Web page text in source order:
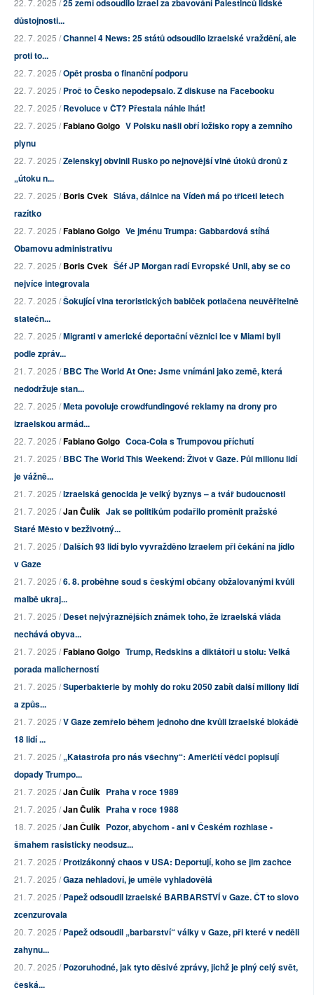
22. 7. 2025 /25 zemí odsoudilo Izrael za zbavování Palestinců lidské
důstojnosti...
22. 7. 2025 /Channel 4 News: 25 států odsoudilo izraelské vraždění, ale
proti to...
22. 7. 2025 /Opět prosba o finanční podporu
22. 7. 2025 /Proč to Česko nepodepsalo. Z diskuse na Facebooku
22. 7. 2025 /Revoluce v ČT? Přestala náhle lhát!
22. 7. 2025 /Fabiano Golgo V Polsku našli obří ložisko ropy a zemního
plynu
22. 7. 2025 /Zelenskyj obvinil Rusko po nejnovější vlně útoků dronů z
„útoku n...
22. 7. 2025 /Boris Cvek Sláva, dálnice na Vídeň má po třiceti letech
razítko
22. 7. 2025 /Fabiano Golgo Ve jménu Trumpa: Gabbardová stíhá
Obamovu administrativu
22. 7. 2025 /Boris Cvek Šéf JP Morgan radí Evropské Unii, aby se co
nejvíce integrovala
22. 7. 2025 /Šokující vlna teroristických babiček potlačena neuvěřitelně
statečn...
22. 7. 2025 /Migranti v americké deportační věznici Ice v Miami byli
podle zpráv...
21. 7. 2025 /BBC The World At One: Jsme vnímáni jako země, která
nedodržuje stan...
22. 7. 2025 /Meta povoluje crowdfundingové reklamy na drony pro
izraelskou armád...
22. 7. 2025 /Fabiano Golgo Coca-Cola s Trumpovou příchutí
21. 7. 2025 /BBC The World This Weekend: Život v Gaze. Půl milionu lidí
je vážně...
21. 7. 2025 /Izraelská genocida je velký byznys – a tvář budoucnosti
21. 7. 2025 /Jan Čulík Jak se politikům podařilo proměnit pražské
Staré Město v bezživotný...
21. 7. 2025 /Dalších 93 lidí bylo vyvražděno Izraelem při čekání na jídlo
v Gaze
21. 7. 2025 /6. 8. proběhne soud s českými občany obžalovanými kvůli
malbě ukraj...
21. 7. 2025 /Deset nejvýraznějších známek toho, že izraelská vláda
nechává obyva...
21. 7. 2025 /Fabiano Golgo Trump, Redskins a diktátoři u stolu: Velká
porada malicherností
21. 7. 2025 /Superbakterie by mohly do roku 2050 zabít další miliony lidí
a způs...
21. 7. 2025 /V Gaze zemřelo během jednoho dne kvůli izraelské blokádě
18 lidí ...
21. 7. 2025 /„Katastrofa pro nás všechny“: Američtí vědci popisují
dopady Trumpo...
21. 7. 2025 /Jan Čulík Praha v roce 1989
21. 7. 2025 /Jan Čulík Praha v roce 1988
18. 7. 2025 /Jan Čulík Pozor, abychom - ani v Českém rozhlase -
šmahem rasisticky neodsuz...
21. 7. 2025 /Protizákonný chaos v USA: Deportují, koho se jim zachce
21. 7. 2025 /Gaza nehladoví, je uměle vyhladovělá
21. 7. 2025 /Papež odsoudil izraelské BARBARSTVÍ v Gaze. ČT to slovo
zcenzurovala
20. 7. 2025 /Papež odsoudil „barbarství“ války v Gaze, při které v neděli
zahynu...
20. 7. 2025 /Pozoruhodné, jak tyto děsivé zprávy, jichž je plný celý svět,
česká...